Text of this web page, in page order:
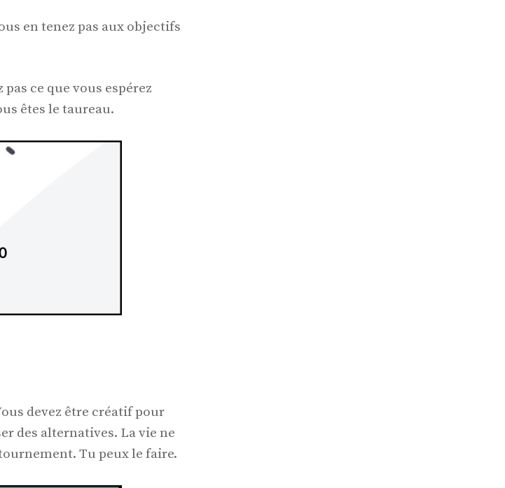
en tenez pas aux objectifs
ce que vous espérez
êtes le taureau.
devez être créatif pour
des alternatives. La vie ne
Tu peux le faire.